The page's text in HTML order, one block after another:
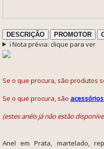
DESCRIÇÃO PROMOTOR
ℹ️ Nota prévia: clique para ver
Se o que procura, são produtos
Se o que procura, são
(estes anéis já não estão
Anel em Prata, martelado,